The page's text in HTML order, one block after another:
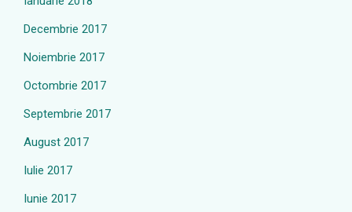
Decembrie 2017
Noiembrie 2017
Octombrie 2017
Septembrie 2017
August 2017
Iulie 2017
Iunie 2017